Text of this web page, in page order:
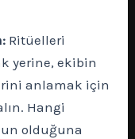
Ritüelleri
yerine, ekibin
anlamak için
Hangi
olduğuna